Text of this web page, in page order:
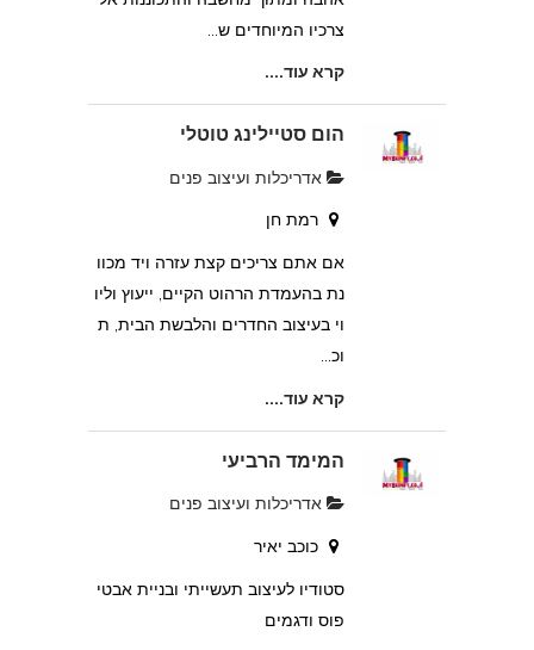
צרכיו המיוחדים ש...
קרא עוד....
הום סטיילינג טוטלי
אדריכלות ועיצוב פנים
רמת חן
אם אתם צריכים קצת עזרה ויד מכוו
נת בהעמדת הרהוט הקיים, ייעוץ וליו
וי בעיצוב החדרים והלבשת הבית, ת
וכ...
קרא עוד....
המימד הרביעי
אדריכלות ועיצוב פנים
כוכב יאיר
סטודיו לעיצוב תעשייתי ובניית אבטי
פוס ודגמים